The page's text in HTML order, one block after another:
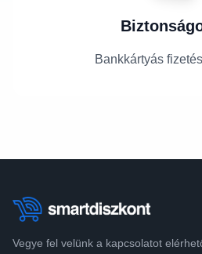
Bankkártyás
Vegye fel velünk a kapcsolatot